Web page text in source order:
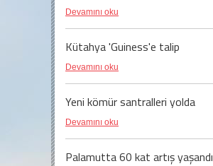
Devamını oku
Kütahya 'Guiness'e talip
Devamını oku
Yeni kömür santralleri yolda
Devamını oku
Palamutta 60 kat artış yaşandı